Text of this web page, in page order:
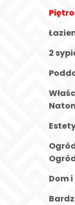
Piętro
2
Dom